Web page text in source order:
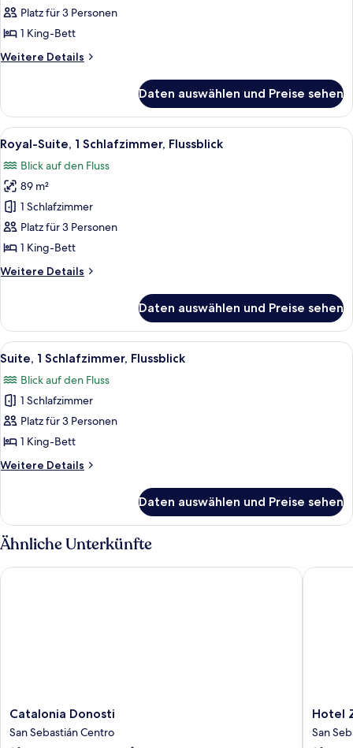
Schlafzimmer,
Flussblick
Davis
Platz für 3 Personen
1 King-Bett
Weitere Details
Weitere
1
Schlafzimmer,
Flussblick
(Bette
Davis
Suite)
Daten auswählen und Preise sehen
Alle
Fotos
für
Royal-
Suite,
1
Schlafzimmer,
anzeigen
Ein luxuriöses Wohnzimmer mit
7
Royal-Suite, 1 Schlafzimmer, Flussblick
Blick auf den Fluss
89 m²
1 Schlafzimmer
Platz für 3 Personen
1 King-Bett
Weitere Details
Weitere
Suite,
Schlafzimmer,
Daten auswählen und Preise sehen
Alle
Fotos
für
Suite,
1
Schlafzimmer,
Flussblick
anzeigen
Ein geräumiges Hotelzimmer mit
5
Suite, 1 Schlafzimmer, Flussblick
Blick auf den Fluss
1 Schlafzimmer
Platz für 3 Personen
1 King-Bett
Weitere Details
Weitere
1
Schlafzimmer,
Flussblick
Daten auswählen und Preise sehen
Ähnliche Unterkünfte
Catalonia
Donosti
San
Catalonia Donosti
San Sebastián Centro
Catalonia Donosti
Hotel
Zenit
Hotel
San
Hotel